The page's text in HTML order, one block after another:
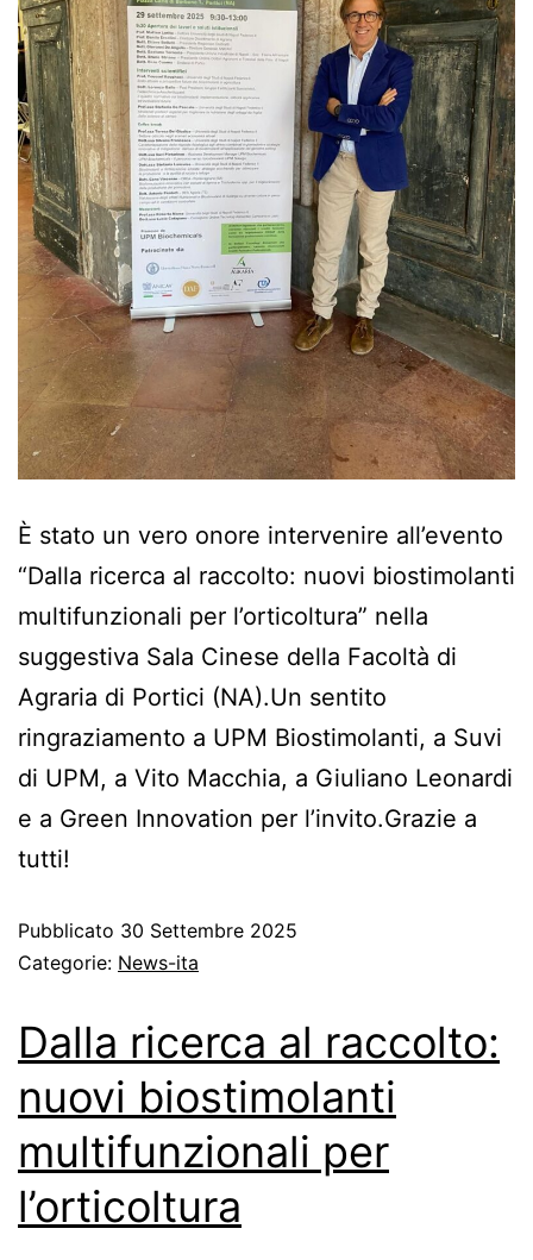
È stato un vero onore intervenire all’evento
“Dalla ricerca al raccolto: nuovi biostimolanti
multifunzionali per l’orticoltura” nella
suggestiva Sala Cinese della Facoltà di
Agraria di Portici (NA).Un sentito
ringraziamento a UPM Biostimolanti, a Suvi
di UPM, a Vito Macchia, a Giuliano Leonardi
e a Green Innovation per l’invito.Grazie a
tutti!
Pubblicato 30 Settembre 2025
Categorie: News-ita
Dalla ricerca al raccolto:
nuovi biostimolanti
multifunzionali per
l’orticoltura